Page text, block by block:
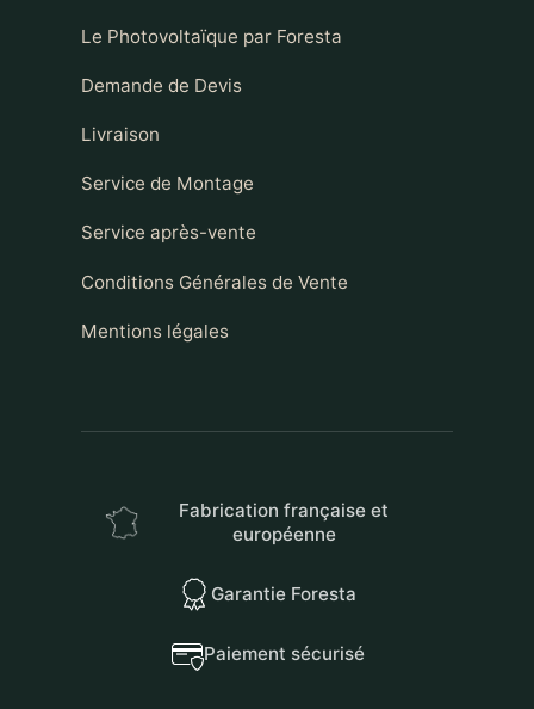
Le Photovoltaïque par Foresta
Demande de Devis
Livraison
Service de Montage
Service après-vente
Conditions Générales de Vente
Mentions légales
Fabrication française et
européenne
Garantie Foresta
Paiement sécurisé